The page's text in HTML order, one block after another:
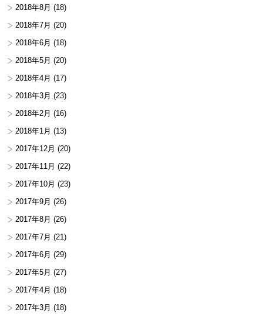
2018年8月 (18)
2018年7月 (20)
2018年6月 (18)
2018年5月 (20)
2018年4月 (17)
2018年3月 (23)
2018年2月 (16)
2018年1月 (13)
2017年12月 (20)
2017年11月 (22)
2017年10月 (23)
2017年9月 (26)
2017年8月 (26)
2017年7月 (21)
2017年6月 (29)
2017年5月 (27)
2017年4月 (18)
2017年3月 (18)